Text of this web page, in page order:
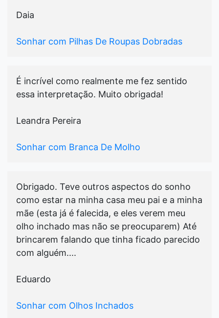
Daia
Sonhar com Pilhas De Roupas Dobradas
É incrível como realmente me fez sentido
essa interpretação. Muito obrigada!
Leandra Pereira
Sonhar com Branca De Molho
Obrigado. Teve outros aspectos do sonho
como estar na minha casa meu pai e a minha
mãe (esta já é falecida, e eles verem meu
olho inchado mas não se preocuparem) Até
brincarem falando que tinha ficado parecido
com alguém....
Eduardo
Sonhar com Olhos Inchados